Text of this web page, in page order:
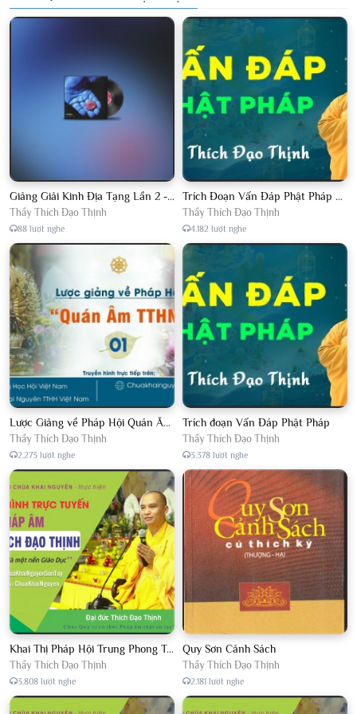
Giảng Giải Kinh Địa Tạng Lần 2 - Thầy Thích Đạo Thịnh - Diệu Pháp Khai Tâm
Thầy Thích Đạo Thịnh
88 lượt nghe
Trích Đoạn Vấn Đáp Phật Pháp 2022
Thầy Thích Đạo Thịnh
4.182 lượt nghe
Lược Giảng về Pháp Hội Quán Âm TTHN lần 2
Thầy Thích Đạo Thịnh
2.273 lượt nghe
Trích đoạn Vấn Đáp Phật Pháp
Thầy Thích Đạo Thịnh
3.378 lượt nghe
Khai Thị Pháp Hội Trung Phong Tam Thời Hệ Niệm
Thầy Thích Đạo Thịnh
3.808 lượt nghe
Quy Sơn Cảnh Sách
Thầy Thích Đạo Thịnh
2.181 lượt nghe